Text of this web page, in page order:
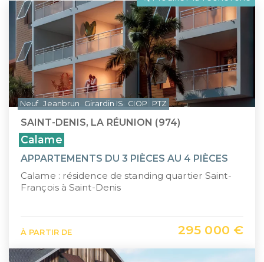
LLI
CIIC (Corse)
Maurice (non-résident)
PTZ
TVA réduite
Pays de la Loire
Provence-Alpes-Côte d'Azur
Guadeloupe (971)
Guyane (973)
La Réunion (974)
Martinique (972)
Nouvelle-Calédonie (988)
Polynésie française (987)
Île Maurice
SAINT-DENIS, LA RÉUNION (974)
Calame
APPARTEMENTS DU 3 PIÈCES AU 4 PIÈCES
Calame : résidence de standing quartier Saint-
François à Saint-Denis
À PARTIR DE 295 000 €
Neuf Jeanbrun Girardin IS CIOP PTZ